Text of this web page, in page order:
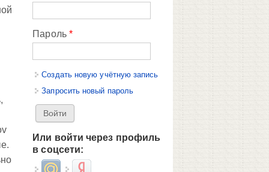
Пароль *
Создать новую учётную запись
Запросить новый пароль
Или войти через профиль
в соцсети:
Login with Mail.ruLogin with Яндекс